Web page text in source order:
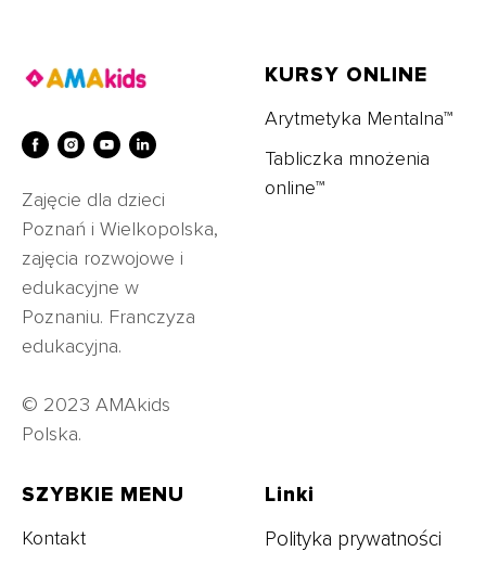
Zajęcie dla dzieci
Poznań i Wielkopolska,
zajęcia rozwojowe i
edukacyjne w
Poznaniu. Franczyza
edukacyjna.
© 2023 AMAkids
Polska.
KURSY ONLINE
Arytmetyka Mentalna™
Tabliczka mnożenia
online™
SZYBKIE MENU
Kontakt
Linki
Polityka prywatności